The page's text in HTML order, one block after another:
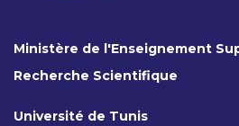
Ministère de l'Enseignement
Recherche Scientifique
Université de Tunis